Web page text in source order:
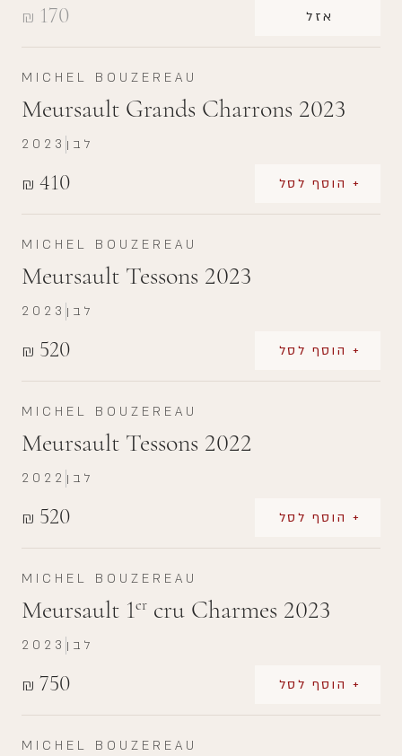
₪ 170 אזל
MICHEL BOUZEREAU
Meursault Grands Charrons 2023
₪ 410 + הוסף לסל
2023 לבן
MICHEL BOUZEREAU
Meursault Tessons 2023
₪ 520 + הוסף לסל
2023 לבן
MICHEL BOUZEREAU
Meursault Tessons 2022
₪ 520 + הוסף לסל
2022 לבן
MICHEL BOUZEREAU
Meursault 1er cru Charmes 2023
₪ 750 + הוסף לסל
2023 לבן
MICHEL BOUZEREAU